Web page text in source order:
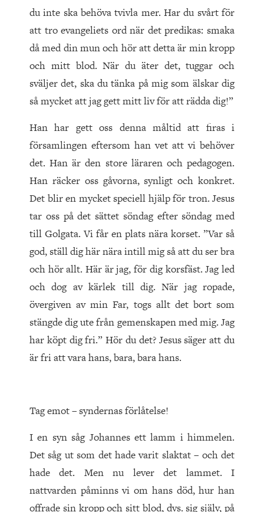
du inte ska behöva tvivla mer. Har du svårt för
att tro evangeliets ord när det predikas: smaka
då med din mun och hör att detta är min kropp
och mitt blod. När du äter det, tuggar och
sväljer det, ska du tänka på mig som älskar dig
så mycket att jag gett mitt liv för att rädda dig!”
Han har gett oss denna måltid att firas i
församlingen eftersom han vet att vi behöver
det. Han är den store läraren och pedagogen.
Han räcker oss gåvorna, synligt och konkret.
Det blir en mycket speciell hjälp för tron. Jesus
tar oss på det sättet söndag efter söndag med
till Golgata. Vi får en plats nära korset. ”Var så
god, ställ dig här nära intill mig så att du ser bra
och hör allt. Här är jag, för dig korsfäst. Jag led
och dog av kärlek till dig. När jag ropade,
övergiven av min Far, togs allt det bort som
stängde dig ute från gemenskapen med mig. Jag
har köpt dig fri.” Hör du det? Jesus säger att du
är fri att vara hans, bara, bara hans.
Tag emot – syndernas förlåtelse!
I en syn såg Johannes ett lamm i himmelen.
Det såg ut som det hade varit slaktat – och det
hade det. Men nu lever det lammet. I
nattvarden påminns vi om hans död, hur han
offrade sin kropp och sitt blod, dvs. sig själv, på